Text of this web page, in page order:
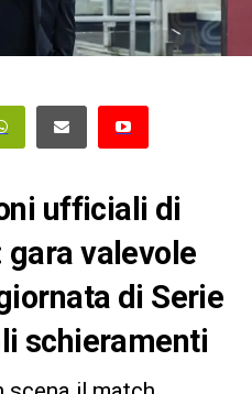
ufficiali di
gara valevole
di Serie
schieramenti